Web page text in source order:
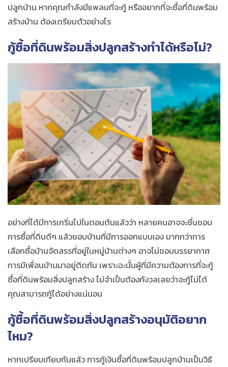
ปลูกบ้าน หากคุณกำลังมีแพลนที่จะกู้ หรืออยากที่จะซื้อที่ดินพร้อม
สร้างบ้าน ต้องเตรียมตัวอย่างไร
กู้ซื้อที่ดินพร้อมสิ่งปลูกสร้างทำได้หรือไม่?
อย่างที่ได้มีการเกริ่นไปในตอนต้นแล้วว่า หลายคนอาจจะชื่นชอบ
การซื้อที่ดินดีๆ แล้วชอบบ้านที่มีการออกแบบเอง มากกว่าการ
เลือกซื้อบ้านจัดสรรที่อยู่ในหมู่บ้านต่างๆ อาจไม่ชอบบรรยากาศ
การมีเพื่อนบ้านมาอยู่ติดกัน เพราะฉะนั้นผู้ที่มีความต้องการที่จะกู้
ซื้อที่ดินพร้อมสิ่งปลูกสร้าง ไม่จำเป็นต้องกังวลเลยว่าจะกู้ไม่ได้
คุณสามารถกู้ได้อย่างแน่นอน
กู้ซื้อที่ดินพร้อมสิ่งปลูกสร้างอนุมัติอยาก
ไหม?
หากเปรียบเทียบกันแล้ว การกู้เงินซื้อที่ดินพร้อมปลูกบ้านเป็นวิธี